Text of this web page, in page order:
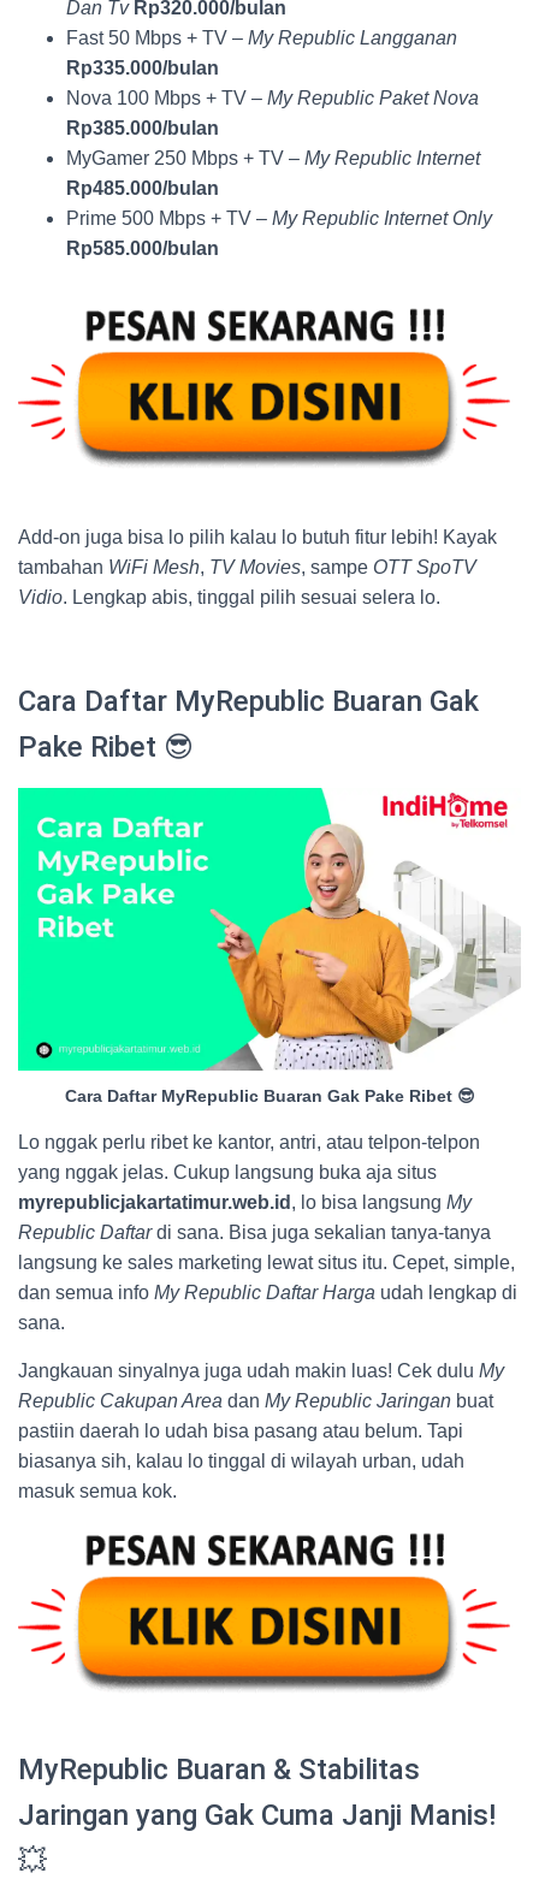
Dan Tv Rp320.000/bulan
Fast 50 Mbps + TV – My Republic Langganan
Rp335.000/bulan
Nova 100 Mbps + TV – My Republic Paket Nova
Rp385.000/bulan
MyGamer 250 Mbps + TV – My Republic Internet
Rp485.000/bulan
Prime 500 Mbps + TV – My Republic Internet Only
Rp585.000/bulan
Add-on juga bisa lo pilih kalau lo butuh fitur lebih! Kayak
tambahan WiFi Mesh, TV Movies, sampe OTT SpoTV
Vidio. Lengkap abis, tinggal pilih sesuai selera lo.
Cara Daftar MyRepublic Buaran Gak
Pake Ribet 😎
Cara Daftar MyRepublic Buaran Gak Pake Ribet 😎
Lo nggak perlu ribet ke kantor, antri, atau telpon-telpon
yang nggak jelas. Cukup langsung buka aja situs
myrepublicjakartatimur.web.id , lo bisa langsung My
Republic Daftardi sana. Bisa juga sekalian tanya-tanya
langsung ke sales marketing lewat situs itu. Cepet, simple,
dan semua info My Republic Daftar Harga udah lengkap di
sana.
Jangkauan sinyalnya juga udah makin luas! Cek dulu My
Republic Cakupan Area dan My Republic Jaringan buat
pastiin daerah lo udah bisa pasang atau belum. Tapi
biasanya sih, kalau lo tinggal di wilayah urban, udah
masuk semua kok.
MyRepublic Buaran & Stabilitas
Jaringan yang Gak Cuma Janji Manis!
💥